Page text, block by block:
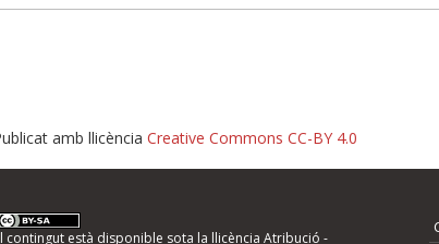
d'errors
amb llicència Creative Commons CC-BY 4.0
contingut està disponible sota la llicència Atribució -